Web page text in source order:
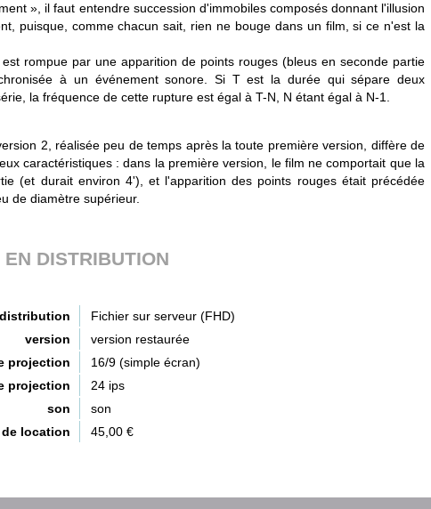
», il faut entendre succession d'immobiles composés donnant l'illusion
puisque, comme chacun sait, rien ne bouge dans un film, si ce n'est la
rompue par une apparition de points rouges (bleus en seconde partie
à un événement sonore. Si T est la durée qui sépare deux
la fréquence de cette rupture est égal à T-N, N étant égal à N-1.
2, réalisée peu de temps après la toute première version, diffère de
caractéristiques : dans la première version, le film ne comportait que la
(et durait environ 4'), et l'apparition des points rouges était précédée
de diamètre supérieur.
EN DISTRIBUTION
Fichier sur serveur (FHD)
version
version restaurée
projection
16/9 (simple écran)
projection
24 ips
son
son
location
45,00 €